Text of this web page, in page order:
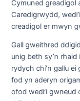
Cymuned greadigol
Caredigrwydd,
creadigol er mwyn
Gall gweithred
unig beth sy’n
rydych chi’n gallu
fod yn aderyn
ofod wedi’i gwneud